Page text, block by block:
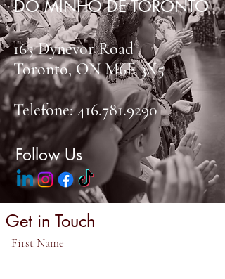
DO MINHO DE TORONTO
165 Dynevor Road
Toronto, ON M6E 3X5
Telefone:416.781.9290
Follow Us
Get in Touch
First Name